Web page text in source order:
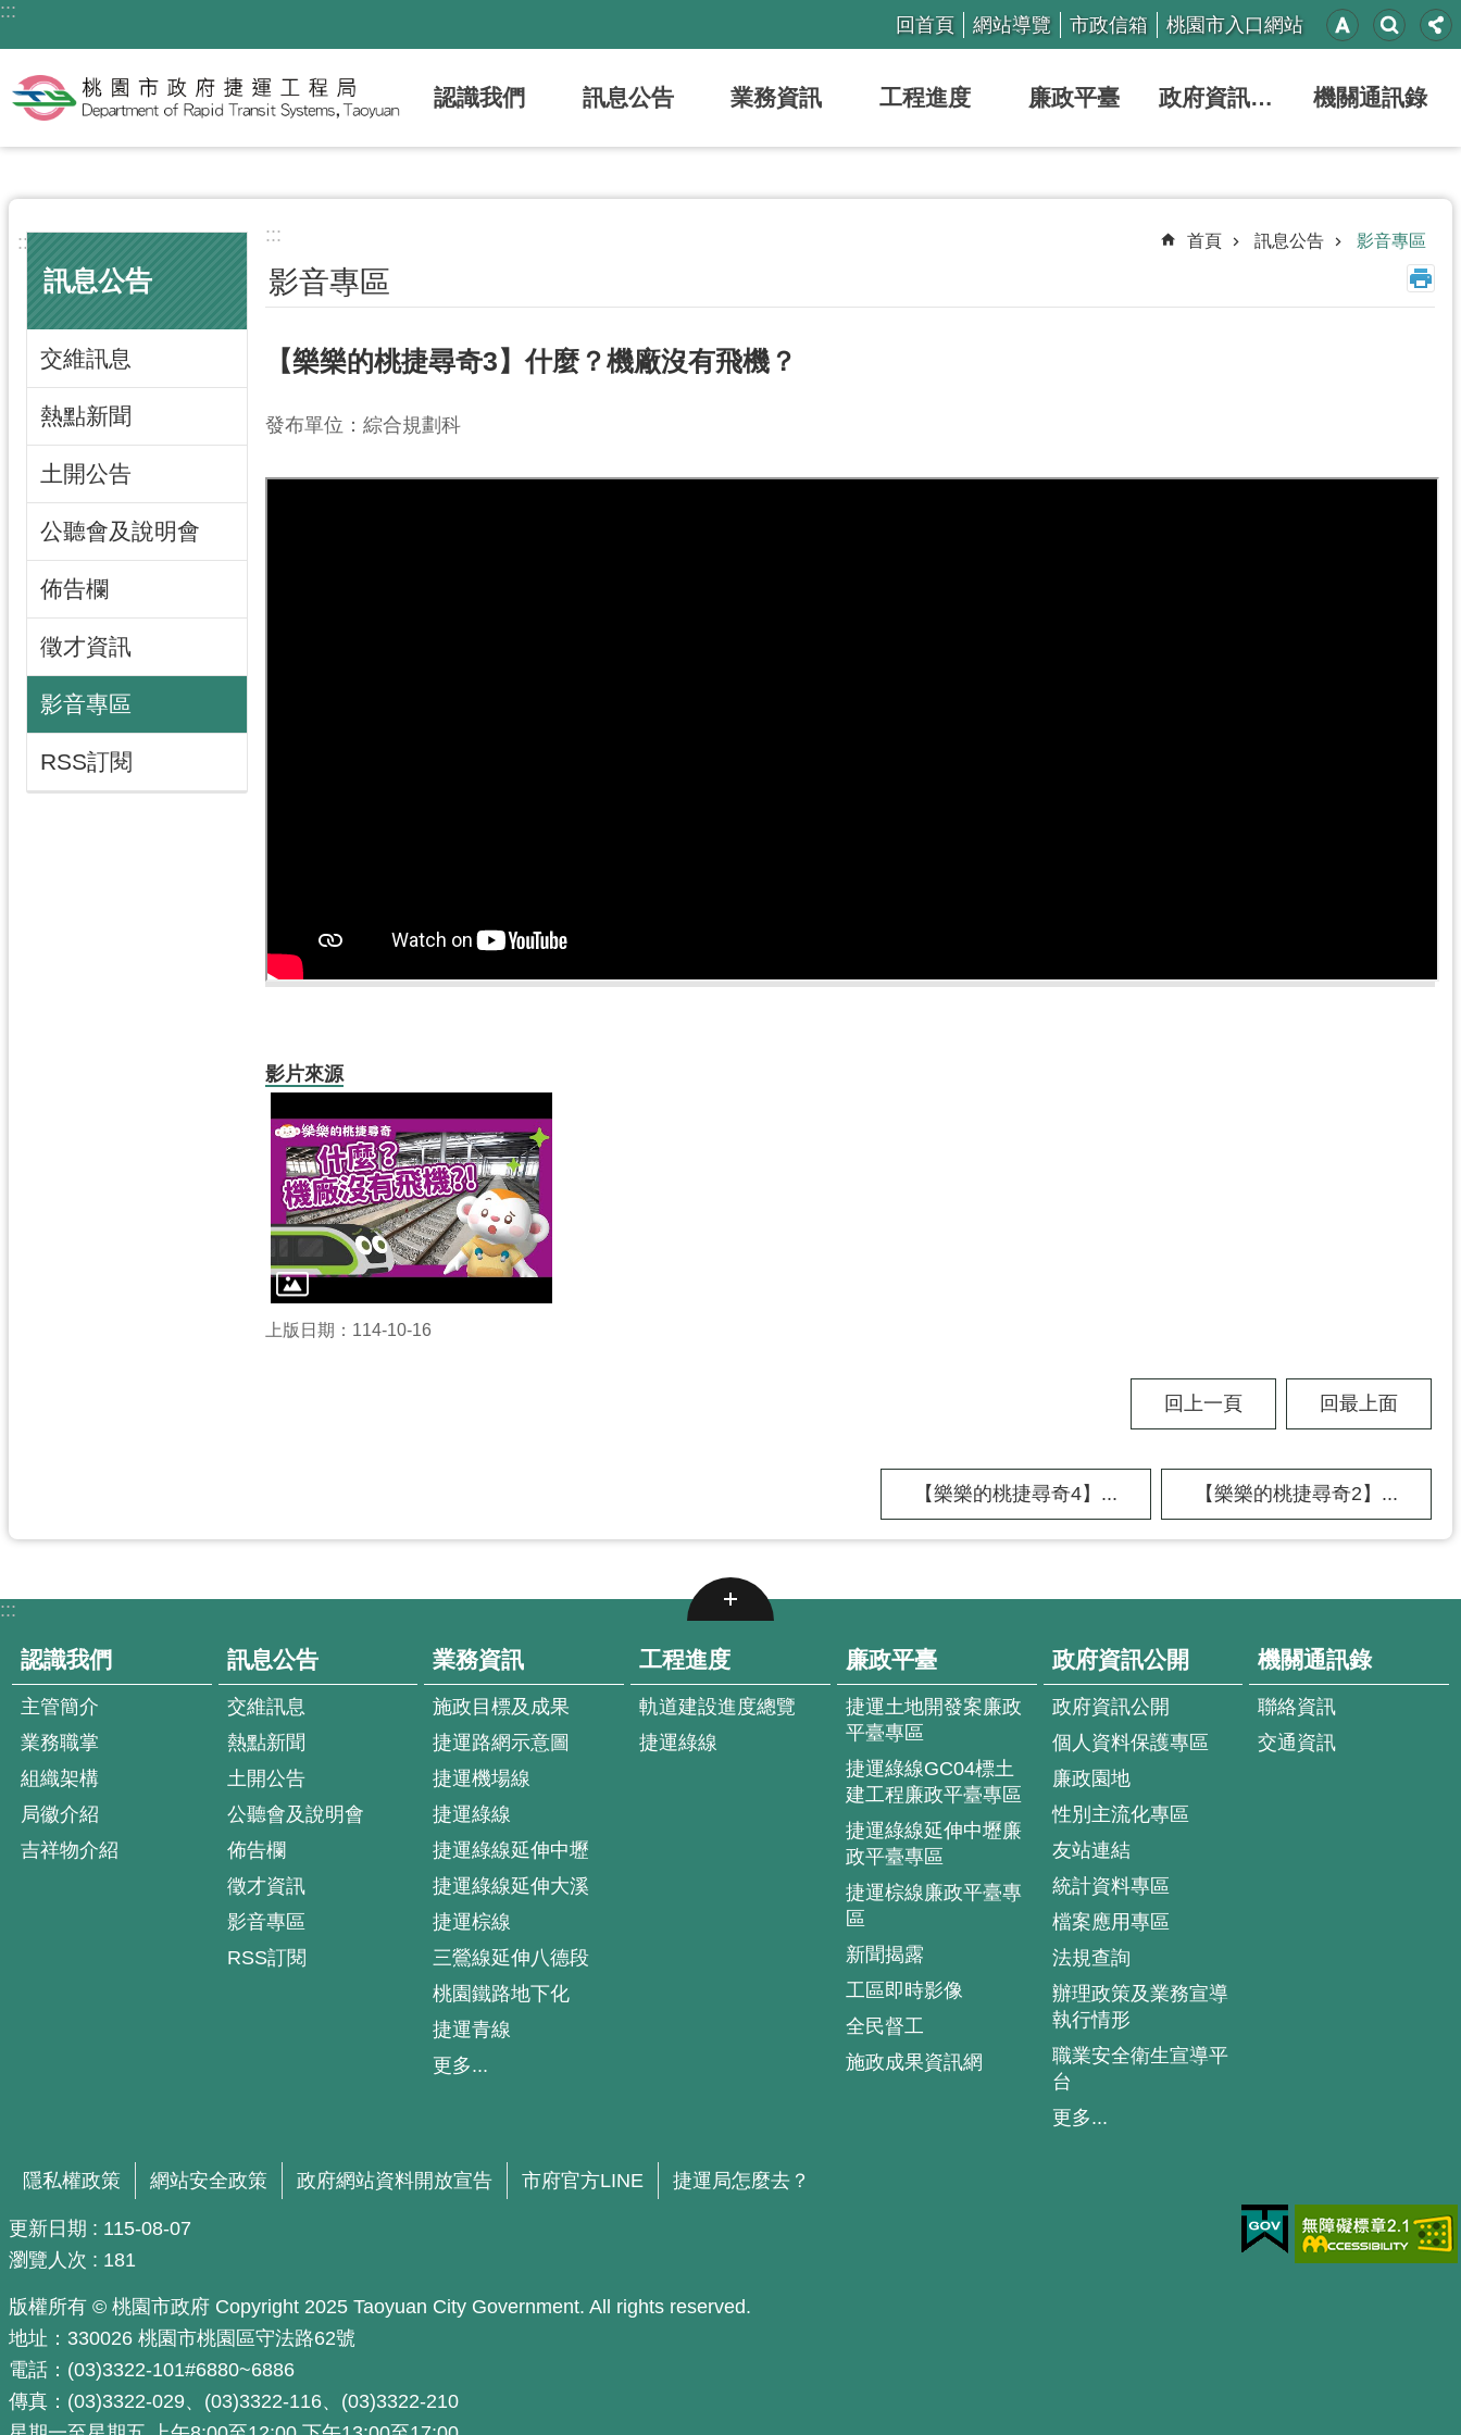
跳到主要內容區塊
:::
回首頁 網站導覽 市政信箱 桃園市入口網站
認識我們 訊息公告 業務資訊 工程進度 廉政平臺 政府資訊公開 機關通訊錄
:::
訊息公告
交維訊息
熱點新聞
土開公告
公聽會及說明會
佈告欄
徵才資訊
影音專區
RSS訂閱
::: 首頁 訊息公告 影音專區
影音專區
【樂樂的桃捷尋奇3】什麼？機廠沒有飛機？
發布單位：綜合規劃科
影片來源
上版日期：114-10-16
回上一頁 回最上面
【樂樂的桃捷尋奇4】... 【樂樂的桃捷尋奇2】...
:::
認識我們
主管簡介
業務職掌
組織架構
局徽介紹
吉祥物介紹
訊息公告
交維訊息
熱點新聞
土開公告
公聽會及說明會
佈告欄
徵才資訊
影音專區
RSS訂閱
業務資訊
施政目標及成果
捷運路網示意圖
捷運機場線
捷運綠線
捷運綠線延伸中壢
捷運綠線延伸大溪
捷運棕線
三鶯線延伸八德段
桃園鐵路地下化
捷運青線
更多...
工程進度
軌道建設進度總覽
捷運綠線
廉政平臺
捷運土地開發案廉政
平臺專區
捷運綠線GC04標土
建工程廉政平臺專區
捷運綠線延伸中壢廉
政平臺專區
捷運棕線廉政平臺專
區
新聞揭露
工區即時影像
全民督工
施政成果資訊網
政府資訊公開
政府資訊公開
個人資料保護專區
廉政園地
性別主流化專區
友站連結
統計資料專區
檔案應用專區
法規查詢
辦理政策及業務宣導
執行情形
職業安全衛生宣導平
台
更多...
機關通訊錄
聯絡資訊
交通資訊
隱私權政策 網站安全政策 政府網站資料開放宣告 市府官方LINE 捷運局怎麼去？
更新日期
115-08-07
瀏覽人次
181
版權所有 © 桃園市政府 Copyright 2025 Taoyuan City Government. All rights reserved.
地址：330026 桃園市桃園區守法路62號
電話：(03)3322-101#6880~6886
傳真：(03)3322-029、(03)3322-116、(03)3322-210